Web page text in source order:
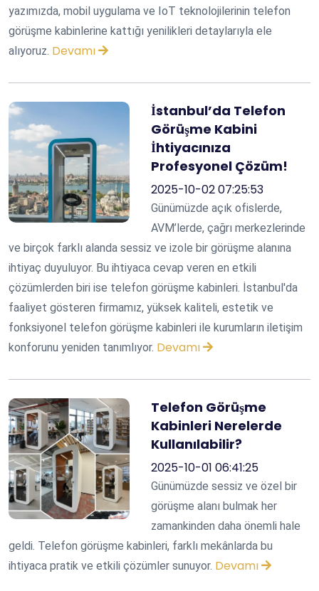
yazımızda, mobil uygulama ve IoT teknolojilerinin telefon
görüşme kabinlerine kattığı yenilikleri detaylarıyla ele
alıyoruz. Devamı
İstanbul’da Telefon
Görüşme Kabini
İhtiyacınıza
Profesyonel Çözüm!
2025-10-02 07:25:53
Günümüzde açık ofislerde,
AVM’lerde, çağrı merkezlerinde
ve birçok farklı alanda sessiz ve izole bir görüşme alanına
ihtiyaç duyuluyor. Bu ihtiyaca cevap veren en etkili
çözümlerden biri ise telefon görüşme kabinleri. İstanbul'da
faaliyet gösteren firmamız, yüksek kaliteli, estetik ve
fonksiyonel telefon görüşme kabinleri ile kurumların iletişim
konforunu yeniden tanımlıyor. Devamı
Telefon Görüşme
Kabinleri Nerelerde
Kullanılabilir?
2025-10-01 06:41:25
Günümüzde sessiz ve özel bir
görüşme alanı bulmak her
zamankinden daha önemli hale
geldi. Telefon görüşme kabinleri, farklı mekânlarda bu
ihtiyaca pratik ve etkili çözümler sunuyor. Devamı